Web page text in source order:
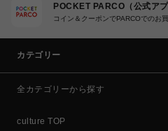
POCKET PARCO（公式アプ
コイン＆クーポンでPARCOでのお
カテゴリー
全カテゴリーから探す
culture TOP